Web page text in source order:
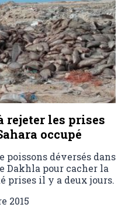
rejeter les prises
occupé
poissons déversés dans
Dakhla pour cacher la
prises il y a deux jours.
2015